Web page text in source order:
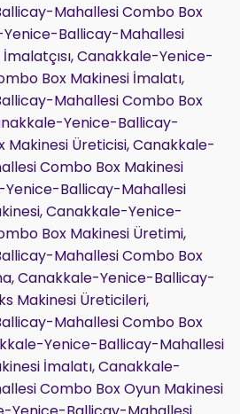
Mahallesi Combo Box
Ballicay-Mahallesi
Canakkale-Yenice-
Box Makinesi İmalatı,
Mahallesi Combo Box
Yenice-Ballicay-
Makinesi Üreticisi, Canakkale-
Combo Box Makinesi
Ballicay-Mahallesi
Canakkale-Yenice-
Box Makinesi Üretimi,
Mahallesi Combo Box
Canakkale-Yenice-Ballicay-
Makinesi Üreticileri,
Mahallesi Combo Box
Yenice-Ballicay-Mahallesi
İmalatı, Canakkale-
Combo Box Oyun Makinesi